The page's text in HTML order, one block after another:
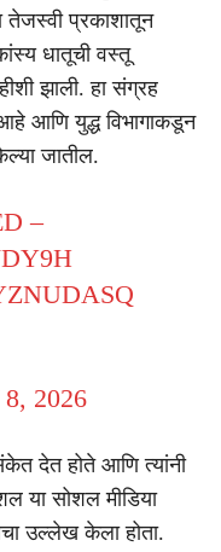
तेजस्वी प्रकाशातून
धातूची वस्तू
झाली. हा संग्रह
आणि युद्ध विभागाकडून
जातील.
–
2026
देत होते आणि त्यांनी
या सोशल मीडिया
उल्लेख केला होता.